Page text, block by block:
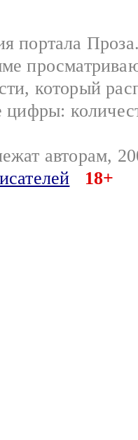
портала
который
цифры:
авторам,
18+